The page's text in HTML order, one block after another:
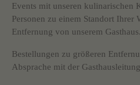
Events mit unseren kulinarischen
Personen zu einem Standort Ihrer
Entfernung von unserem Gasthaus.
Bestellungen zu größeren
Absprache mit der